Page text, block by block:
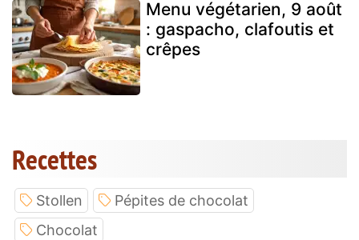
Menu végétarien, 9 août
: gaspacho, clafoutis et
crêpes
Recettes
Stollen
Pépites de chocolat
Chocolat